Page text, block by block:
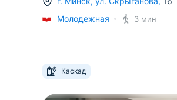
Молодежная
3 мин
Каскад